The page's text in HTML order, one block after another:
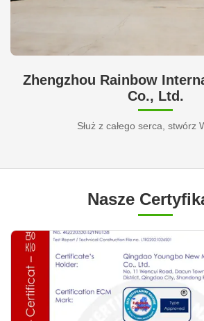
Zhengzhou Rainbow
Co., Ltd.
Służ z całego serca, stwórz
Nasze